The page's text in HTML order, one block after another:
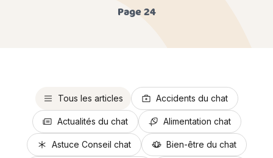
Page 24
Tous les articles Accidents du chat
Actualités du chat Alimentation chat
Astuce Conseil chat Bien-être du chat